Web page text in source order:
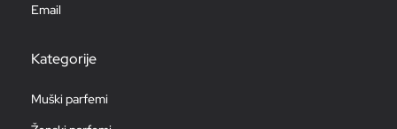
Email
Kategorije
Muški parfemi